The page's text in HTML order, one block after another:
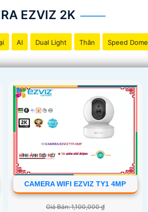
EZVIZ 2K
AI Dual Light Thân Speed Dome
CAMERA WIFI EZVIZ TY1 4MP
Giá Bán: 1,100,000 ₫